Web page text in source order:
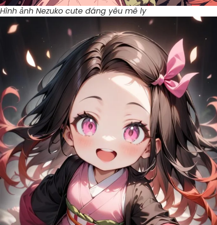
Hình ảnh Nezuko cute đáng yêu mê ly